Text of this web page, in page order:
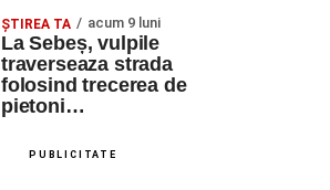
ŞTIREA TA acum 9 luni
La Sebeș, vulpile
traverseaza strada
folosind trecerea de
pietoni…
PUBLICITATE